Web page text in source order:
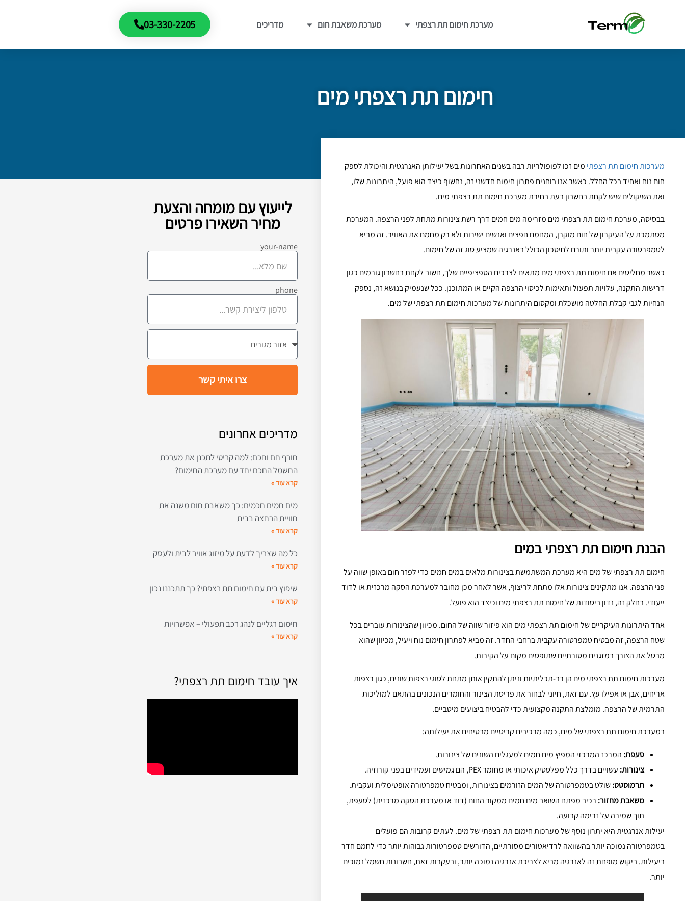
מערכת חימום תת רצפתי מערכת משאבת חום מדריכים 03-330-2205
חימום תת רצפתי מים
מערכות חימום תת רצפתי מים זכו לפופולריות רבה בשנים האחרונות בשל יעילותן האנרגטית והיכולת לספק
חום נוח ואחיד בכל החלל. כאשר אנו בוחנים פתרון חימום חדשני זה, נחשוף כיצד הוא פועל, היתרונות שלו,
ואת השיקולים שיש לקחת בחשבון בעת בחירת מערכת חימום תת רצפתי מים.
בבסיסה, מערכת חימום תת רצפתי מים מזרימה מים חמים דרך רשת צינורות מתחת לפני הרצפה. המערכת
מסתמכת על העיקרון של חום מוקרן, המחמם חפצים ואנשים ישירות ולא רק מחמם את האוויר. זה מביא
לטמפרטורה עקבית יותר ותורם לחיסכון הכולל באנרגיה שמציע סוג זה של חימום.
כאשר מחליטים אם חימום תת רצפתי מים מתאים לצרכים הספציפיים שלך, חשוב לקחת בחשבון גורמים כגון
דרישות התקנה, עלויות תפעול ותאימות לכיסוי הרצפה הקיים או המתוכנן. ככל שנעמיק בנושא זה, נספק
הנחיות לגבי קבלת החלטה מושכלת ומקסום היתרונות של מערכות חימום תת רצפתי של מים.
הבנת חימום תת רצפתי במים
חימום תת רצפתי של מים היא מערכת המשתמשת בצינורות מלאים במים חמים כדי לפזר חום באופן שווה על
פני הרצפה. אנו מתקינים צינורות אלו מתחת לריצוף, אשר לאחר מכן מחובר למערכת הסקה מרכזית או לדוד
ייעודי. בחלק זה, נדון ביסודות של חימום תת רצפתי מים וכיצד הוא פועל.
אחד היתרונות העיקריים של חימום תת רצפתי מים הוא פיזור שווה של החום. מכיוון שהצינורות עוברים בכל
שטח הרצפה, זה מבטיח טמפרטורה עקבית ברחבי החדר. זה מביא לפתרון חימום נוח ויעיל, מכיוון שהוא
מבטל את הצורך במזגנים מסורתיים שתופסים מקום על הקירות.
מערכות חימום תת רצפתי מים הן רב-תכליתיות וניתן להתקין אותן מתחת לסוגי רצפות שונים, כגון רצפות
אריחים, אבן או אפילו עץ. עם זאת, חיוני לבחור את פריסת הצינור והחומרים הנכונים בהתאם למוליכות
התרמית של הרצפה. מומלצת התקנה מקצועית כדי להבטיח ביצועים מיטביים.
במערכת חימום תת רצפתי של מים, כמה מרכיבים קריטיים מבטיחים את יעילותה:
סעפת: המרכז המרכזי המפיץ מים חמים למעגלים השונים של צינורות.
צינורות: עשויים בדרך כלל מפלסטיק איכותי או מחומר PEX, הם גמישים ועמידים בפני קורוזיה.
תרמוסטט:שולט בטמפרטורה של המים הזורמים בצינורות, ומבטיח טמפרטורה אופטימלית ועקבית.
משאבת מחזור: רכיב מפתח השואב מים חמים ממקור החום (דוד או מערכת הסקה מרכזית) לסעפת,
תוך שמירה על זרימה קבועה.
יעילות אנרגטית היא יתרון נוסף של מערכות חימום תת רצפתי של מים. לעתים קרובות הם פועלים
בטמפרטורה נמוכה יותר בהשוואה לרדיאטורים מסורתיים, הדורשים טמפרטורות גבוהות יותר כדי לחמם חדר
ביעילות. ביקוש מופחת זה לאנרגיה מביא לצריכת אנרגיה נמוכה יותר, ובעקבות זאת, חשבונות חשמל נמוכים
יותר.
לייעוץ עם מומחה והצעת
מחיר השאירו פרטים
your-name
phone
צרו איתי קשר
מדריכים אחרונים
חורף חם וחכם: למה קריטי לתכנן את מערכת
החשמל החכם יחד עם מערכת החימום?
קרא עוד »
מים חמים חכמים: כך משאבת חום משנה את
חוויית הרחצה בבית
קרא עוד »
כל מה שצריך לדעת על מיזוג אוויר לבית ולעסק
קרא עוד »
שיפוץ בית עם חימום תת רצפתי? כך תתכננו נכון
קרא עוד »
חימום רגליים לנהג רכב תפעולי – אפשרויות
קרא עוד »
איך עובד חימום תת רצפתי?